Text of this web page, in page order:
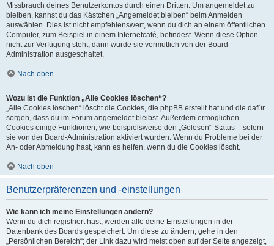
Missbrauch deines Benutzerkontos durch einen Dritten. Um angemeldet zu
bleiben, kannst du das Kästchen „Angemeldet bleiben“ beim Anmelden
auswählen. Dies ist nicht empfehlenswert, wenn du dich an einem öffentlichen
Computer, zum Beispiel in einem Internetcafé, befindest. Wenn diese Option
nicht zur Verfügung steht, dann wurde sie vermutlich von der Board-
Administration ausgeschaltet.
Nach oben
Wozu ist die Funktion „Alle Cookies löschen“?
„Alle Cookies löschen“ löscht die Cookies, die phpBB erstellt hat und die dafür
sorgen, dass du im Forum angemeldet bleibst. Außerdem ermöglichen
Cookies einige Funktionen, wie beispielsweise den „Gelesen“-Status – sofern
sie von der Board-Administration aktiviert wurden. Wenn du Probleme bei der
An- oder Abmeldung hast, kann es helfen, wenn du die Cookies löscht.
Nach oben
Benutzerpräferenzen und -einstellungen
Wie kann ich meine Einstellungen ändern?
Wenn du dich registriert hast, werden alle deine Einstellungen in der
Datenbank des Boards gespeichert. Um diese zu ändern, gehe in den
„Persönlichen Bereich“; der Link dazu wird meist oben auf der Seite angezeigt,